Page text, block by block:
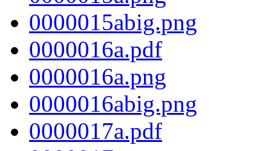
0000015abig.png
0000016a.pdf
0000016a.png
0000016abig.png
0000017a.pdf